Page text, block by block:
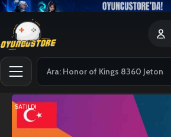
SATILDI